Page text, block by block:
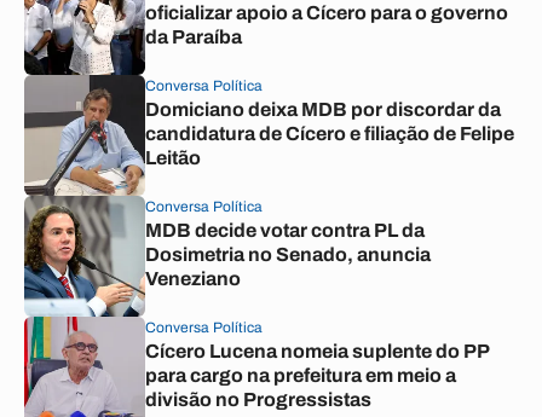
oficializar apoio a Cícero para o governo
da Paraíba
Conversa Política
Domiciano deixa MDB por discordar da
candidatura de Cícero e filiação de Felipe
Leitão
Conversa Política
MDB decide votar contra PL da
Dosimetria no Senado, anuncia
Veneziano
Conversa Política
Cícero Lucena nomeia suplente do PP
para cargo na prefeitura em meio a
divisão no Progressistas